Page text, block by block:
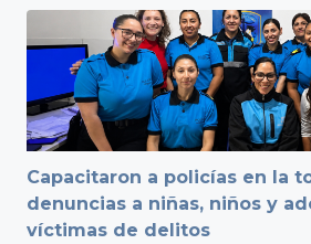
Capacitaron a policías en la
denuncias a niñas, niños y
víctimas de delitos